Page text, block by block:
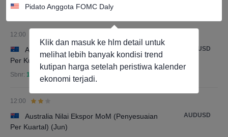
Pidato Anggota FOMC Daly
12:00
Australia Akun Perdagangan (Penyesuaian
Per Kuartal) (Jun)
AUDUSD
Sbnr: 1.929M Prediksi.:
12:00
Australia Nilai Ekspor MoM (Penyesuaian
Per Kuartal) (Jun)
AUDUSD
Klik dan masuk ke hlm detail untuk
melihat lebih banyak kondisi trend
kutipan harga setelah peristiwa kalender
ekonomi terjadi.